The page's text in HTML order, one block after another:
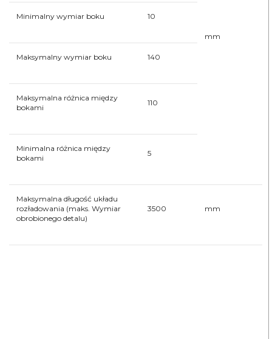
mm
Minimalny wymiar boku 10
Maksymalny wymiar boku 140
Maksymalna różnica między
bokami
110
Minimalna różnica między
bokami
5
Maksymalna długość układu
rozładowania (maks. Wymiar
obrobionego detalu)
3500 mm